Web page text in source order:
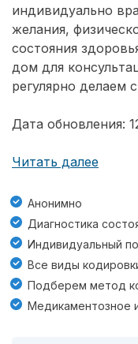
индивидуально
желания,
состояния
дом для
регулярно делаем
Дата обновления:
Читать далее
Анонимно
Диагностика
Индивидуальный
Все виды
Подберем метод
Медикаментозное